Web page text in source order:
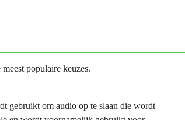
populaire keuzes.
gebruikt om audio op te slaan die wordt